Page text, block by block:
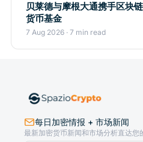
贝莱德与摩根大通携手区块
货币基金
7 Aug 2026 · 7 min read
每日加密情报 + 市场新闻
最新加密货币新闻和市场分析直达您